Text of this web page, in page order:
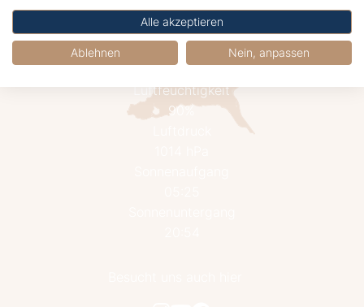
21.2°C
Klarer Himmel
7.3 km/h aus Südwest
Luftfeuchtigkeit
90%
Alle akzeptieren
Ablehnen Nein, anpassen